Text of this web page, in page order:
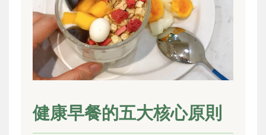
健康早餐的五大核心原則